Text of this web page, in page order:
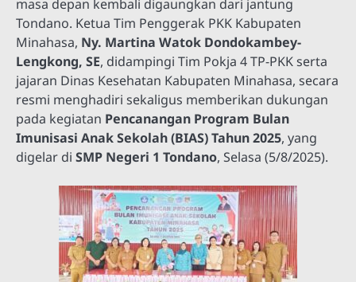
masa depan kembali digaungkan dari jantung
Tondano. Ketua Tim Penggerak PKK Kabupaten
Minahasa, Ny. Martina Watok Dondokambey-
Lengkong, SE, didampingi Tim Pokja 4 TP-PKK serta
jajaran Dinas Kesehatan Kabupaten Minahasa, secara
resmi menghadiri sekaligus memberikan dukungan
pada kegiatan Pencanangan Program Bulan
Imunisasi Anak Sekolah (BIAS) Tahun 2025, yang
digelar di SMP Negeri 1 Tondano, Selasa (5/8/2025).